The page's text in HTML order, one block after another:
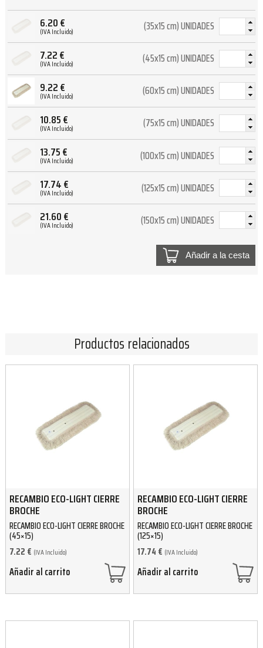
6.20€
(IVA Incluido) (35x15 cm) UNIDADES
7.22€
(IVA Incluido) (45x15 cm) UNIDADES
9.22€
(IVA Incluido) (60x15 cm) UNIDADES
10.85€
(IVA Incluido) (75x15 cm) UNIDADES
13.75€
(IVA Incluido) (100x15 cm) UNIDADES
17.74€
(IVA Incluido) (125x15 cm) UNIDADES
21.60€
(IVA Incluido) (150x15 cm) UNIDADES
Añadir a la cesta
Productos relacionados
RECAMBIO ECO-LIGHT CIERRE
BROCHE
RECAMBIO ECO-LIGHT CIERRE BROCHE
(45×15)
7.22 € (IVA Incluido)
Añadir al carrito
RECAMBIO ECO-LIGHT CIERRE
BROCHE
RECAMBIO ECO-LIGHT CIERRE BROCHE
(125×15)
17.74 € (IVA Incluido)
Añadir al carrito